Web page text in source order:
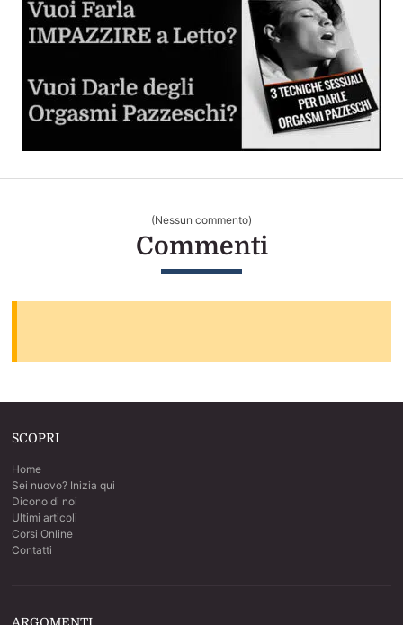
Giochi Erotici e Fantasie Sessuali
Inizia a sperimentare e divertirti
Dilatatore Anale (Butt Plug o Anal Plug)
Sesso Anale per la Prima Volta
La guida step by step per sverginarla dal culo
Commenti
(Nessun commento)
SCOPRI
Home
Sei nuovo? Inizia qui
Dicono di noi
Ultimi articoli
Corsi Online
Contatti